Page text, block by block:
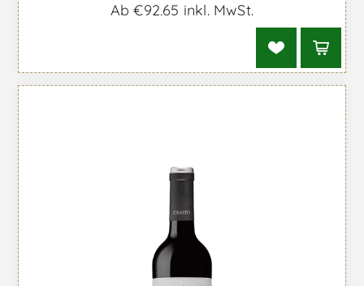
Ab €92,65 inkl. MwSt.